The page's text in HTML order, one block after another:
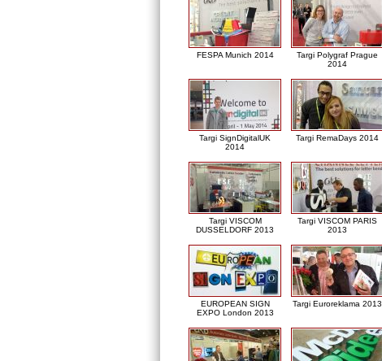
FESPA Munich 2014
Targi Polygraf Prague
2014
Targi SignDigitalUK
2014
Targi RemaDays 2014
Targi VISCOM
DUSSELDORF 2013
Targi VISCOM PARIS
2013
EUROPEAN SIGN
EXPO London 2013
Targi Euroreklama 2013